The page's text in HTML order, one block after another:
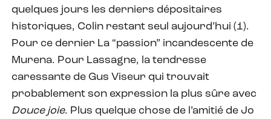
quelques jours les derniers dépositaires
historiques, Colin restant seul aujourd’hui (1).
Pour ce dernier La “passion” incandescente de
Murena. Pour Lassagne, la tendresse
caressante de Gus Viseur qui trouvait
probablement son expression la plus sûre avec
Douce joie. Plus quelque chose de l’amitié de Jo